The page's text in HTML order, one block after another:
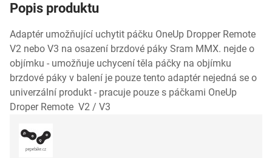
Popis produktu
Adaptér umožňující uchytit páčku OneUp Dropper Remote
V2 nebo V3 na osazení brzdové páky Sram MMX. nejde o
objímku - umožňuje uchycení těla páčky na objímku
brzdové páky v balení je pouze tento adaptér nejedná se o
univerzální produkt - pracuje pouze s páčkami OneUp
Droper Remote V2 / V3